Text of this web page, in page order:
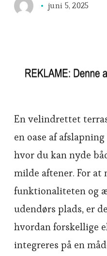
juni 5, 2025
En velindrettet
en oase af
hvor du kan nyde
milde aftener. For at
funktionaliteten og
udendørs plads, er
hvordan forskellige
integreres på en